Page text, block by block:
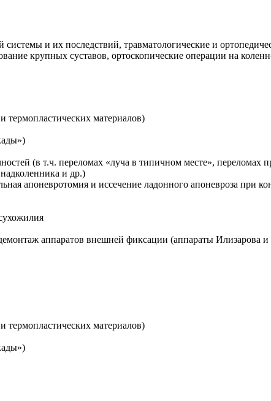
и их последствий, травматологические и
крупных суставов, ортоскопические операции на
материалов)
(в т.ч. переломах «луча в типичном месте», переломах
и др.)
апоневротомия и иссечение ладонного апоневроза при
аппаратов внешней фиксации (аппараты Илизарова и
материалов)